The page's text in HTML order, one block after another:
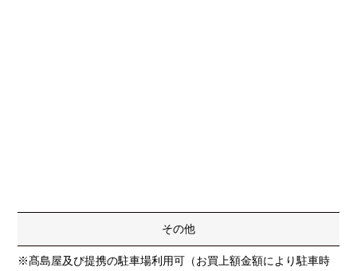
その他
※髙島屋及び提携の駐車場利用可（お買上額金額により駐車時